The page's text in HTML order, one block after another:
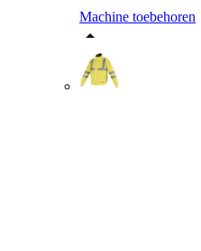
Machine toebehoren